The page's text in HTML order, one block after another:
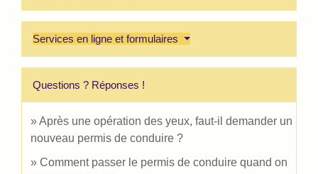
Services en ligne et formulaires
Questions ? Réponses !
Après une opération des yeux, faut-il demander un
nouveau permis de conduire ?
Comment passer le permis de conduire quand on